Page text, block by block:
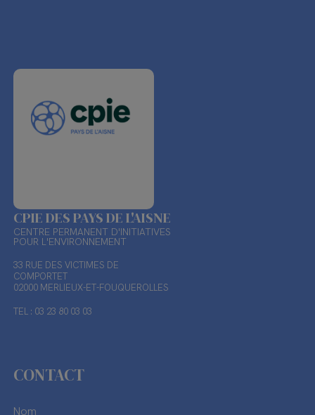
CPIE DES PAYS DE L'AISNE
CENTRE PERMANENT D'INITIATIVES
POUR L'ENVIRONNEMENT
33 RUE DES VICTIMES DE
COMPORTET
02000 MERLIEUX-ET-FOUQUEROLLES
TEL : 03 23 80 03 03
CONTACT
Nom